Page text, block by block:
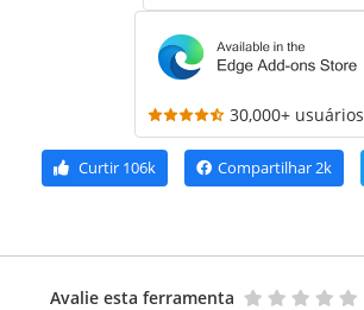
30,000+ usuários
Curtir 106k Compartilhar2k
Avalie esta ferramenta